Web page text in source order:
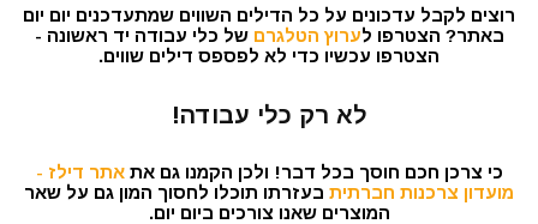
רוצים לקבל עדכונים על כל הדילים השווים שמתעדכנים יום יום
באתר? הצטרפו לערוץ הטלגרם של כלי עבודה יד ראשונה -
הצטרפו עכשיו כדי לא לפספס דילים שווים.
לא רק כלי עבודה!
כי צרכן חכם חוסך בכל דבר! ולכן הקמנו גם אתאתר דילז -
מועדון צרכנות חברתית בעזרתו תוכלו לחסוך המון גם על שאר
המוצרים שאנו צורכים ביום יום.